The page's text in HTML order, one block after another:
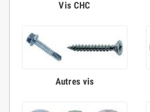
Vis CHC
Autres vis